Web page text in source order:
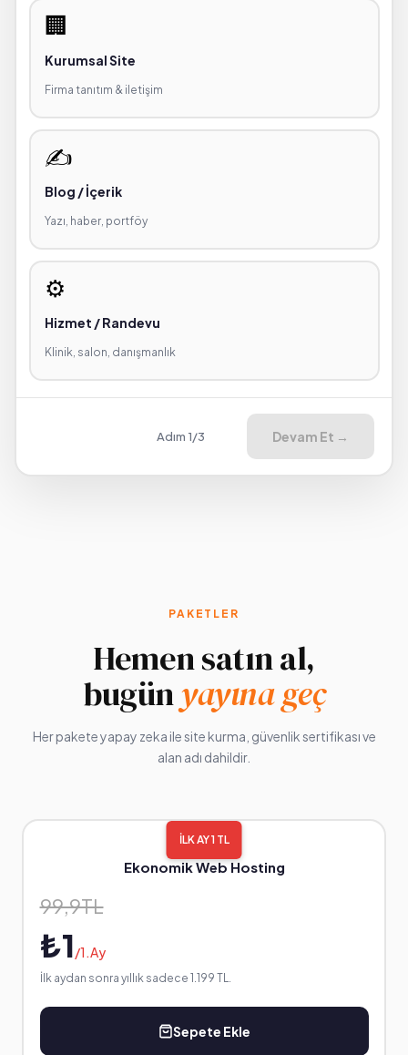
🏢
Kurumsal Site
Firma tanıtım & iletişim
✍️
Blog / İçerik
Yazı, haber, portföy
⚙️
Hizmet / Randevu
Klinik, salon, danışmanlık
Adım 1/3 Devam Et →
PAKETLER
Hemen satın al,
bugünyayına geç
Her pakete yapay zeka ile site kurma, güvenlik sertifikası ve
alan adı dahildir.
Ekonomik Web Hosting
99,9TL
₺1/1.Ay
İlk aydan sonra yıllık sadece 1.199 TL.
Sepete Ekle